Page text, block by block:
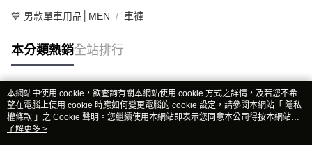
💙 男款單車用品│MEN 車褲
本分類熱銷全站排行
熱門標籤
本網站中使用 cookie，欲查詢有關本網站使用 cookie 方式之詳情，及若您不希
望在電腦上使用 cookie 時應如何變更電腦的 cookie 設定，請參閱本網站「 隱私
權條款 」之 Cookie 聲明。您繼續使用本網站即表示您同意本公司得按本網站使
用條款之 Cookie 聲明使用 cookie。
了解更多 >